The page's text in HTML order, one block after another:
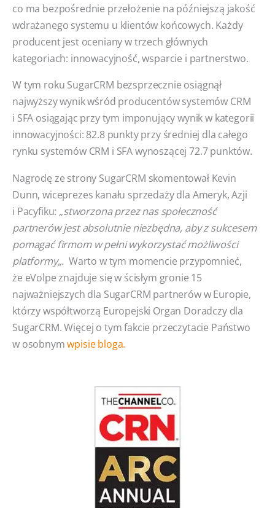
co ma bezpośrednie przełożenie na późniejszą jakość
wdrażanego systemu u klientów końcowych. Każdy
producent jest oceniany w trzech głównych
kategoriach: innowacyjność, wsparcie i partnerstwo.
W tym roku SugarCRM bezsprzecznie osiągnął
najwyższy wynik wśród producentów systemów CRM
i SFA osiągając przy tym imponujący wynik w kategorii
innowacyjności: 82.8 punkty przy średniej dla całego
rynku systemów CRM i SFA wynoszącej 72.7 punktów.
Nagrodę ze strony SugarCRM skomentował Kevin
Dunn, wiceprezes kanału sprzedaży dla Ameryk, Azji
i Pacyfiku: „stworzona przez nas społeczność
partnerów jest absolutnie niezbędna, aby z sukcesem
pomagać firmom w pełni wykorzystać możliwości
platformy„. Warto w tym momencie przypomnieć,
że eVolpe znajduje się w ścisłym gronie 15
najważniejszych dla SugarCRM partnerów w Europie,
którzy współtworzą Europejski Organ Doradczy dla
SugarCRM. Więcej o tym fakcie przeczytacie Państwo
w osobnymwpisie bloga.